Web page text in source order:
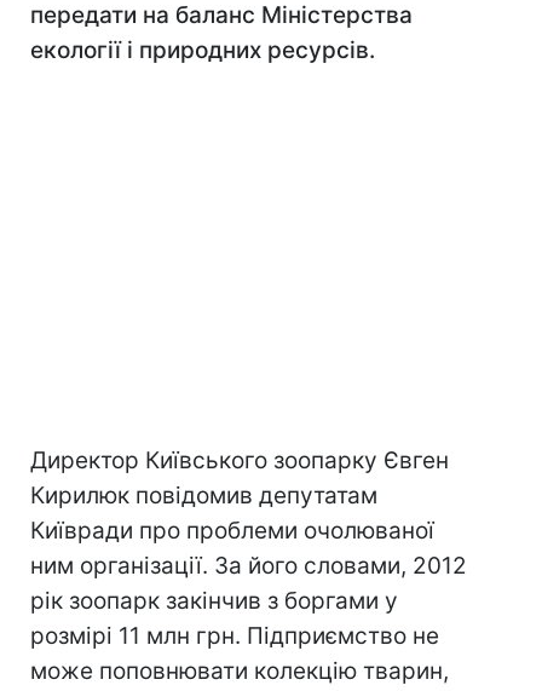
передати на баланс Міністерства
екології і природних ресурсів.
Директор Київського зоопарку Євген
Кирилюк повідомив депутатам
Київради про проблеми очолюваної
ним організації. За його словами, 2012
рік зоопарк закінчив з боргами у
розмірі 11 млн грн. Підприємство не
може поповнювати колекцію тварин,